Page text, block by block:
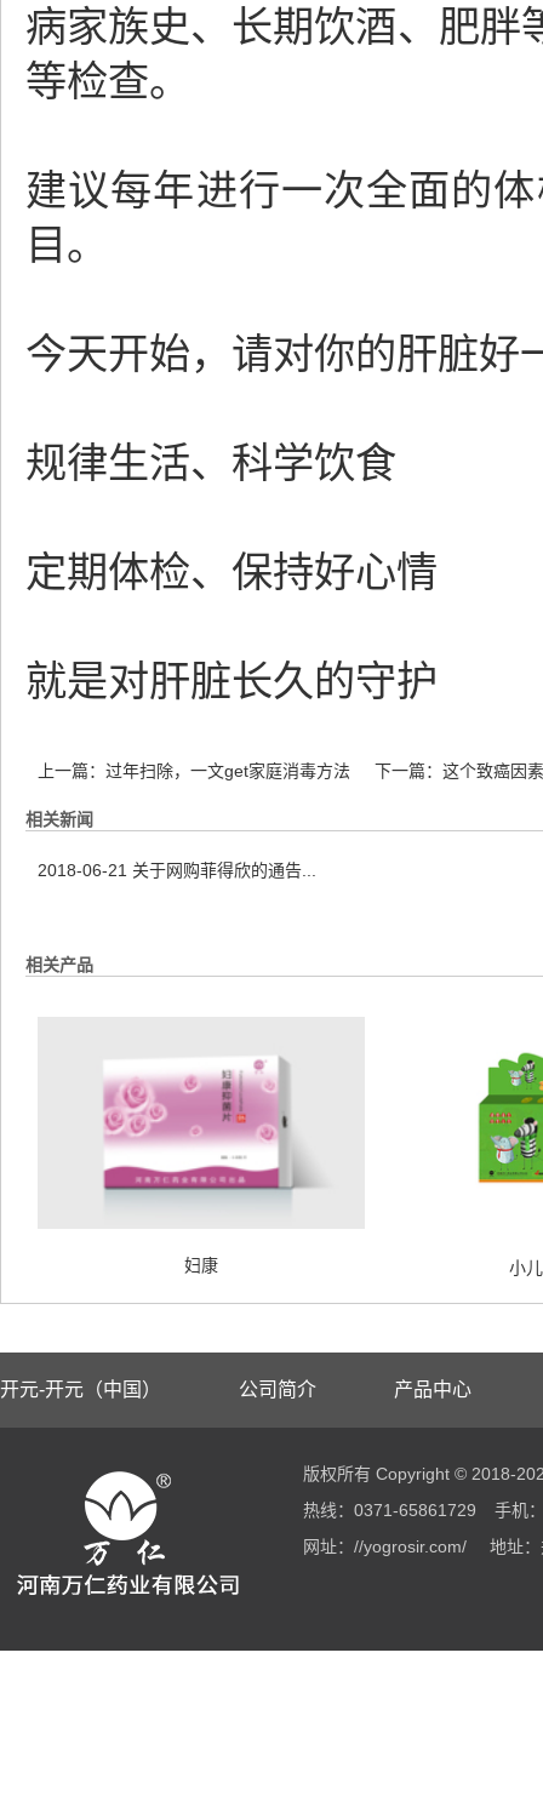
病家族史、长期饮酒、肥胖
等检查。
建议每年进行一次全面的
目。
今天开始，请对你的肝脏好
规律生活、科学饮食
定期体检、保持好心情
就是对肝脏长久的守护
上一篇： 过年扫除，一文get家庭消毒方法 下一篇： 这个致癌因
相关新闻
2018-06-21 关于网购菲得欣的通告...
相关产品
妇康 小
开元-开元（中国） 公司简介 产品中心
版权所有 Copyright © 2018-
热线：0371-65861729
手机
网址：//yogrosir.com/
地址